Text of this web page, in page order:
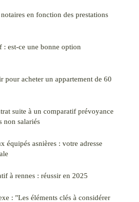
en fonction des prestations
est-ce une bonne option
pour acheter un appartement de 60
suite à un comparatif prévoyance
non salariés
équipés asnières : votre adresse
à rennes : réussir en 2025
: "Les éléments clés à considérer